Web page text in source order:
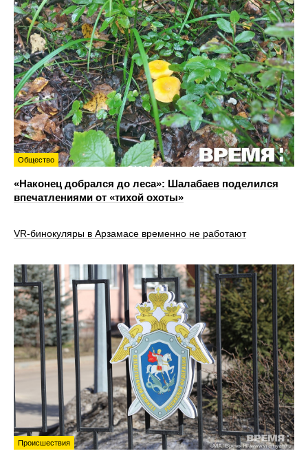
Общество
«Наконец добрался до леса»: Шалабаев поделился
впечатлениями от «тихой охоты»
VR‑бинокуляры в Арзамасе временно не работают
Происшествия